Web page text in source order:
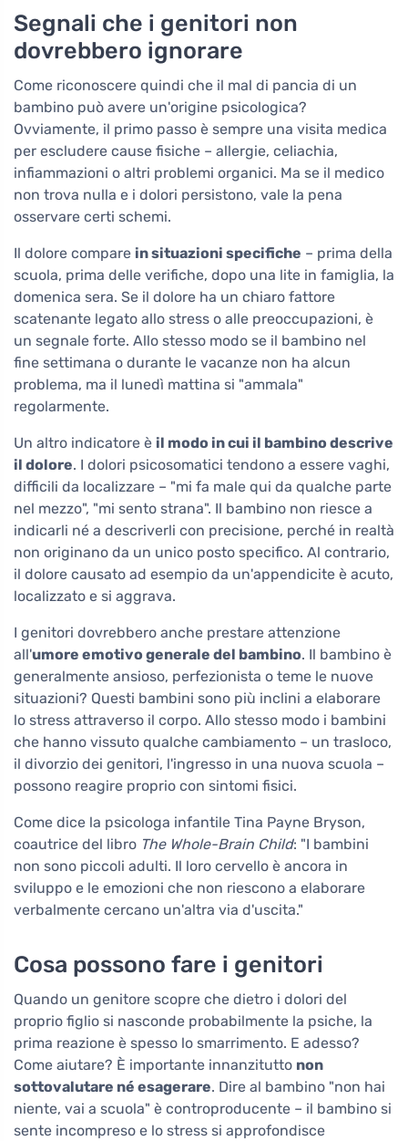
Segnali che i genitori non
dovrebbero ignorare
Come riconoscere quindi che il mal di pancia di un
bambino può avere un'origine psicologica?
Ovviamente, il primo passo è sempre una visita medica
per escludere cause fisiche – allergie, celiachia,
infiammazioni o altri problemi organici. Ma se il medico
non trova nulla e i dolori persistono, vale la pena
osservare certi schemi.
Il dolore compare in situazioni specifiche – prima della
scuola, prima delle verifiche, dopo una lite in famiglia, la
domenica sera. Se il dolore ha un chiaro fattore
scatenante legato allo stress o alle preoccupazioni, è
un segnale forte. Allo stesso modo se il bambino nel
fine settimana o durante le vacanze non ha alcun
problema, ma il lunedì mattina si "ammala"
regolarmente.
Un altro indicatore è il modo in cui il bambino descrive
il dolore. I dolori psicosomatici tendono a essere vaghi,
difficili da localizzare – "mi fa male qui da qualche parte
nel mezzo", "mi sento strana". Il bambino non riesce a
indicarli né a descriverli con precisione, perché in realtà
non originano da un unico posto specifico. Al contrario,
il dolore causato ad esempio da un'appendicite è acuto,
localizzato e si aggrava.
I genitori dovrebbero anche prestare attenzione
all'umore emotivo generale del bambino. Il bambino è
generalmente ansioso, perfezionista o teme le nuove
situazioni? Questi bambini sono più inclini a elaborare
lo stress attraverso il corpo. Allo stesso modo i bambini
che hanno vissuto qualche cambiamento – un trasloco,
il divorzio dei genitori, l'ingresso in una nuova scuola –
possono reagire proprio con sintomi fisici.
Come dice la psicologa infantile Tina Payne Bryson,
coautrice del libro The Whole-Brain Child: "I bambini
non sono piccoli adulti. Il loro cervello è ancora in
sviluppo e le emozioni che non riescono a elaborare
verbalmente cercano un'altra via d'uscita."
Cosa possono fare i genitori
Quando un genitore scopre che dietro i dolori del
proprio figlio si nasconde probabilmente la psiche, la
prima reazione è spesso lo smarrimento. E adesso?
Come aiutare? È importante innanzitutto non
sottovalutare né esagerare. Dire al bambino "non hai
niente, vai a scuola" è controproducente – il bambino si
sente incompreso e lo stress si approfondisce